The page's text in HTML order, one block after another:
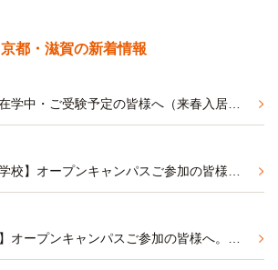
京都・滋賀の新着情報